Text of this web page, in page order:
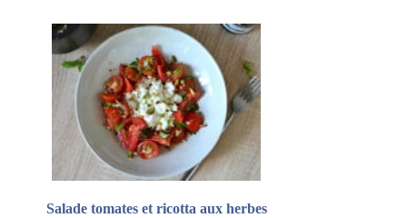
Salade tomates et ricotta aux herbes